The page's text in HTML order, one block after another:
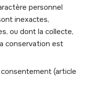
personnel
inexactes,
ou dont la collecte,
conservation est
(article